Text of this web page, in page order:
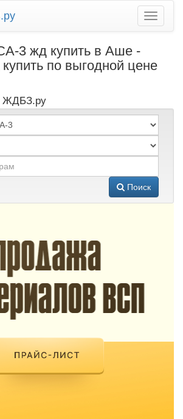
3 жд купить в Аше -
по выгодной цене
ЖДБЗ.ру
Поиск